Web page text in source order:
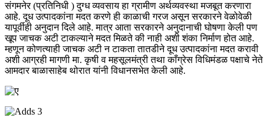
संगमनेर (प्रतिनिधी ) दुग्ध व्यवसाय हा ग्रामीण अर्थव्यवस्था मजबूत करणारा
आहे. दूध उत्पादकांना मदत करणे ही काळाची गरज असून सरकारने वेळोवेळी
यापूर्वीही अनुदान दिले आहे. मात्र आता सरकारने अनुदानाची घोषणा केली पण
खूप जाचक अटी टाकल्याने मदत मिळते की नाही अशी शंका निर्माण होत आहे.
म्हणून कोणत्याही जाचक अटी न टाकता तातडीने दूध उत्पादकांना मदत करावी
अशी आग्रही मागणी मा. कृषी व महसूलमंत्री तथा काँग्रेस विधिमंडळ पक्षाचे नेते
आमदार बाळासाहेब थोरात यांनी विधानसभेत केली आहे.